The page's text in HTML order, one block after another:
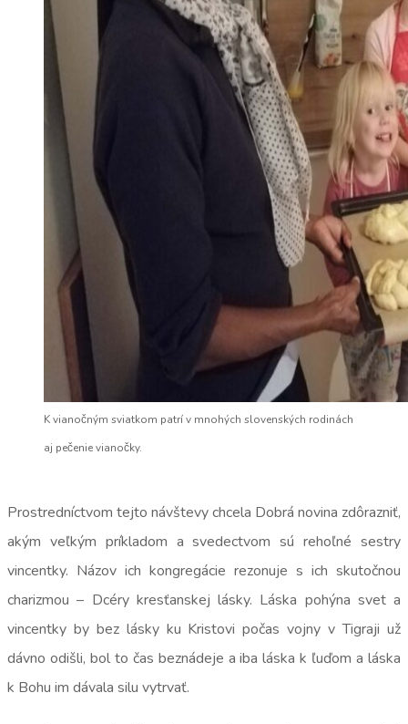
K vianočným sviatkom patrí v mnohých slovenských rodinách
aj pečenie vianočky.
Prostredníctvom tejto návštevy chcela Dobrá novina zdôrazniť,
akým veľkým príkladom a svedectvom sú rehoľné sestry
vincentky. Názov ich kongregácie rezonuje s ich skutočnou
charizmou – Dcéry kresťanskej lásky. Láska pohýna svet a
vincentky by bez lásky ku Kristovi počas vojny v Tigraji už
dávno odišli, bol to čas beznádeje a iba láska k ľuďom a láska
k Bohu im dávala silu vytrvať.